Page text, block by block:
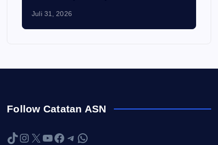
Juli 31, 2026
Follow Catatan ASN
TikTok Instagram X YouTube Facebook Telegram WhatsApp